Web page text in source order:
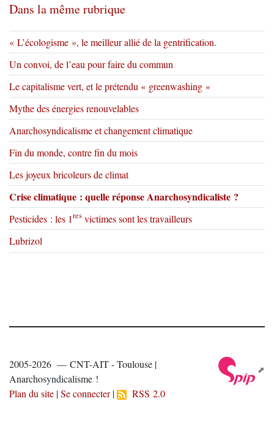
Dans la même rubrique
« L’écologisme », le meilleur allié de la gentrification.
Un convoi, de l’eau pour faire du commun
Le capitalisme vert, et le prétendu « greenwashing »
Mythe des énergies renouvelables
Anarchosyndicalisme et changement climatique
Fin du monde, contre fin du mois
Les joyeux bricoleurs de climat
Crise climatique : quelle réponse Anarchosyndicaliste ?
Pesticides : les 1res victimes sont les travailleurs
Lubrizol
2005-2026 — CNT-AIT - Toulouse |
Anarchosyndicalisme !
Plan du site |Se connecter| RSS 2.0